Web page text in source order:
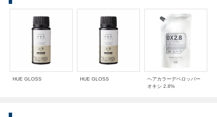
HUE GLOSS HUE GLOSS
ヘアカラーデベロッパー
オキシ 2.8%